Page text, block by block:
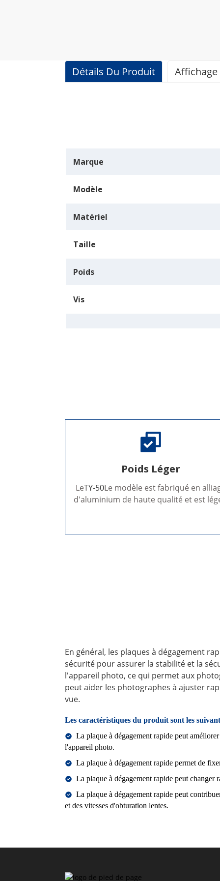
Détails Du Produit
Marque
Modèle
Matériel
Taille
Poids
Vis
Poids Léger
LeTY-50Le modèle est fabriqué en
d'aluminium de haute qualité et est
En général, les plaques à dégagement
sécurité pour assurer la stabilité et la
l'appareil photo, ce qui permet aux
peut aider les photographes à ajuster
vue.
Les caractéristiques du produit sont les
La plaque à dégagement rapide peut
l'appareil photo.
La plaque à dégagement rapide permet de
La plaque à dégagement rapide peut
La plaque à dégagement rapide peut
et des vitesses d'obturation lentes.